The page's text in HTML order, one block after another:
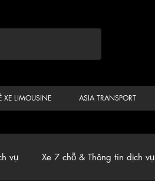
XE LIMOUSINE ASIA TRANSPORT
vụ Xe 7 chỗ & Thông tin dịch vụ